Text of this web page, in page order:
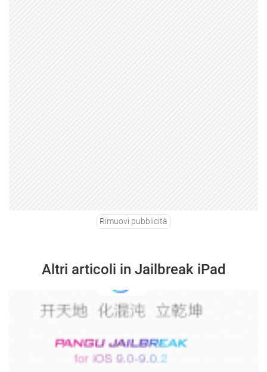
Rimuovi pubblicità
Altri articoli in Jailbreak iPad